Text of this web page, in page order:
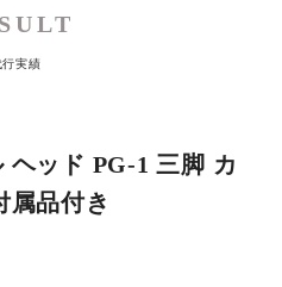
行実績
ヘッド PG-1 三脚 カ
属品付き